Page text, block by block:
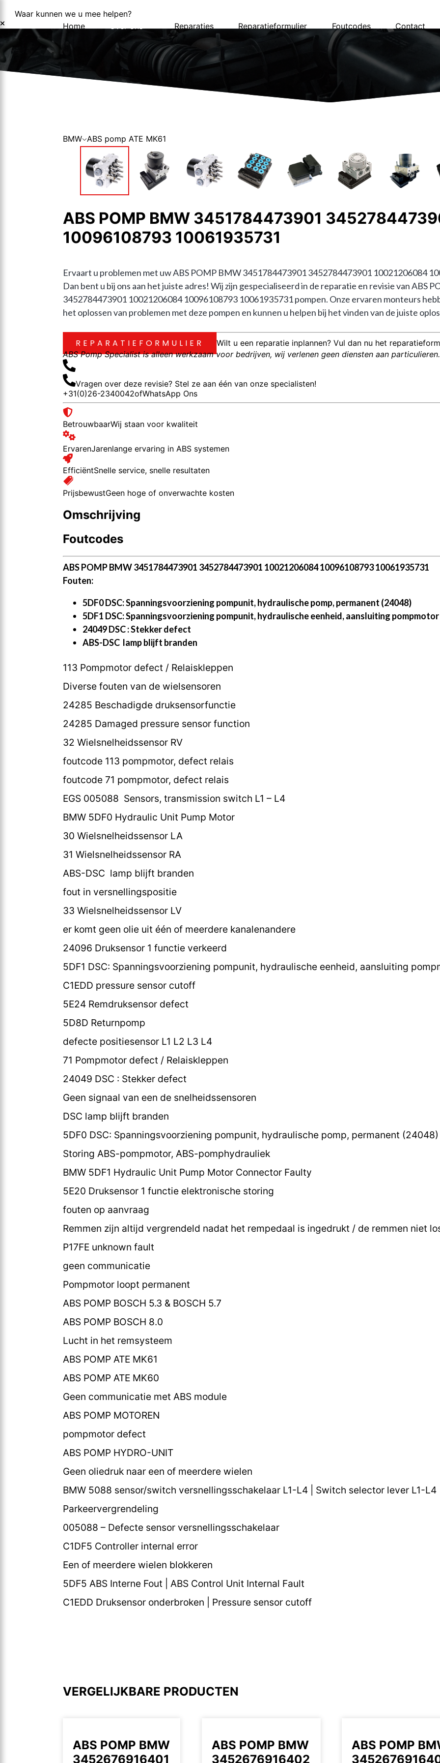
Waar kunnen we u mee helpen?
Home
Reparaties Reparatieformulier Foutcodes Contact
BMW ABS pomp ATE MK61
ABS POMP BMW 3451784473901
10096108793 10061935731
Ervaart u problemen met uw ABS POMP BMW 3451784473901 3452784473901 10021206084
Dan bent u bij ons aan het juiste adres! Wij zijn gespecialiseerd in de reparatie en revisie van ABS
3452784473901 10021206084 10096108793 10061935731 pompen. Onze ervaren monteurs
het oplossen van problemen met deze pompen en kunnen u helpen bij het vinden van de juiste
REPARATIEFORMULIER
Wilt u een reparatie inplannen? Vul dan nu het
ABS Pomp Specialist is alleen werkzaam voor bedrijven, wij verlenen geen diensten aan particulieren.
Vragen over deze revisie? Stel ze aan één van onze specialisten!
+31(0)26-2340042ofWhatsApp Ons
BetrouwbaarWij staan voor kwaliteit
ErvarenJarenlange ervaring in ABS systemen
EfficiëntSnelle service, snelle resultaten
PrijsbewustGeen hoge of onverwachte kosten
Omschrijving
Foutcodes
ABS POMP BMW 3451784473901 3452784473901 10021206084 10096108793 10061935731
Fouten:
5DF0 DSC: Spanningsvoorziening pompunit, hydraulische pomp, permanent (24048)
5DF1 DSC: Spanningsvoorziening pompunit, hydraulische eenheid, aansluiting
24049 DSC : Stekker defect
ABS-DSC lamp blijft branden
113 Pompmotor defect / Relaiskleppen
Diverse fouten van de wielsensoren
24285 Beschadigde druksensorfunctie
24285 Damaged pressure sensor function
32 Wielsnelheidssensor RV
foutcode 113 pompmotor, defect relais
foutcode 71 pompmotor, defect relais
EGS 005088 Sensors, transmission switch L1 – L4
BMW 5DF0 Hydraulic Unit Pump Motor
30 Wielsnelheidssensor LA
31 Wielsnelheidssensor RA
ABS-DSC lamp blijft branden
fout in versnellingspositie
33 Wielsnelheidssensor LV
er komt geen olie uit één of meerdere kanalenandere
24096 Druksensor 1 functie verkeerd
5DF1 DSC: Spanningsvoorziening pompunit, hydraulische eenheid, aansluiting
C1EDD pressure sensor cutoff
5E24 Remdruksensor defect
5D8D Returnpomp
defecte positiesensor L1 L2 L3 L4
71 Pompmotor defect / Relaiskleppen
24049 DSC : Stekker defect
Geen signaal van een de snelheidssensoren
DSC lamp blijft branden
5DF0 DSC: Spanningsvoorziening pompunit, hydraulische pomp, permanent (24048)
Storing ABS-pompmotor, ABS-pomphydrauliek
BMW 5DF1 Hydraulic Unit Pump Motor Connector Faulty
5E20 Druksensor 1 functie elektronische storing
fouten op aanvraag
Remmen zijn altijd vergrendeld nadat het rempedaal is ingedrukt / de remmen niet
P17FE unknown fault
geen communicatie
Pompmotor loopt permanent
ABS POMP BOSCH 5.3 & BOSCH 5.7
ABS POMP BOSCH 8.0
Lucht in het remsysteem
ABS POMP ATE MK61
ABS POMP ATE MK60
Geen communicatie met ABS module
ABS POMP MOTOREN
pompmotor defect
ABS POMP HYDRO-UNIT
Geen oliedruk naar een of meerdere wielen
BMW 5088 sensor/switch versnellingsschakelaar L1-L4 | Switch selector lever L1-L4
Parkeervergrendeling
005088 – Defecte sensor versnellingsschakelaar
C1DF5 Controller internal error
Een of meerdere wielen blokkeren
5DF5 ABS Interne Fout | ABS Control Unit Internal Fault
C1EDD Druksensor onderbroken | Pressure sensor cutoff
VERGELIJKBARE PRODUCTEN
ABS POMP BMW
3452676916401
ABS POMP BMW
3452676916402
ABS POMP